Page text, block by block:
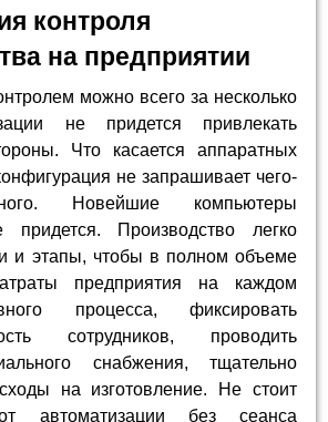
контроля
на предприятии
можно всего за несколько
не придется привлекать
Что касается аппаратных
не запрашивает чего-
Новейшие компьютеры
придется. Производство легко
и этапы, чтобы в полном объеме
предприятия на каждом
процесса, фиксировать
сотрудников, проводить
снабжения, тщательно
на изготовление. Не стоит
автоматизации без сеанса